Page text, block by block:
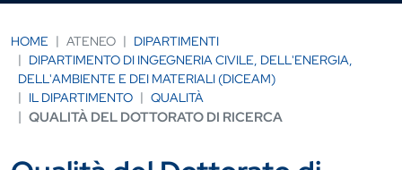
HOME ATENEO
DIPARTIMENTI
DIPARTIMENTO DI INGEGNERIA CIVILE, DELL'ENERGIA,
DELL'AMBIENTE E DEI MATERIALI (DICEAM)
IL DIPARTIMENTO
QUALITÀ
QUALITÀ DEL DOTTORATO DI RICERCA